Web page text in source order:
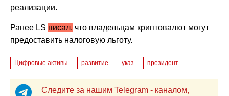
реализации.
Ранее LS писал, что владельцам криптовалют могут
предоставить налоговую льготу.
Цифровые активы развитие указ президент
Следите за нашим Telegram - каналом,